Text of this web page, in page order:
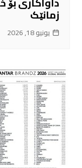
زمانێک
يونيو 18, 2026